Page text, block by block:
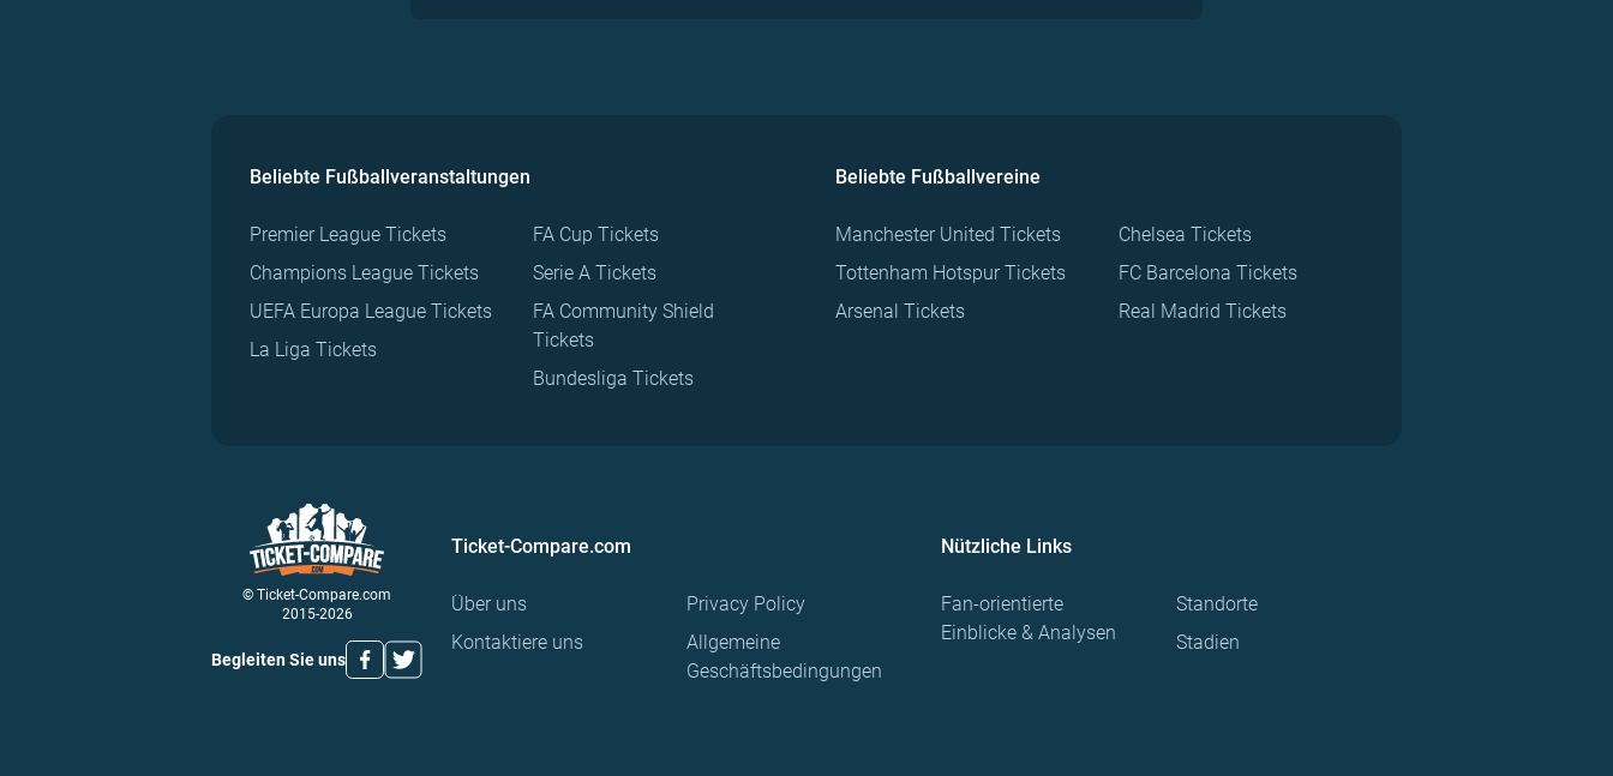
Beliebte Fußballveranstaltungen
Premier League Tickets
Champions League Tickets
UEFA Europa League Tickets
La Liga Tickets
FA Cup Tickets
Serie A Tickets
FA Community Shield
Tickets
Bundesliga Tickets
Beliebte Fußballvereine
Manchester United Tickets
Tottenham Hotspur Tickets
Arsenal Tickets
Chelsea Tickets
FC Barcelona Tickets
Real Madrid Tickets
© Ticket-Compare.com
2015-2026
Begleiten Sie uns
Ticket-Compare.com
Über uns
Kontaktiere uns
Privacy Policy
Allgemeine
Geschäftsbedingungen
Nützliche Links
Fan-orientierte
Einblicke & Analysen
Standorte
Stadien